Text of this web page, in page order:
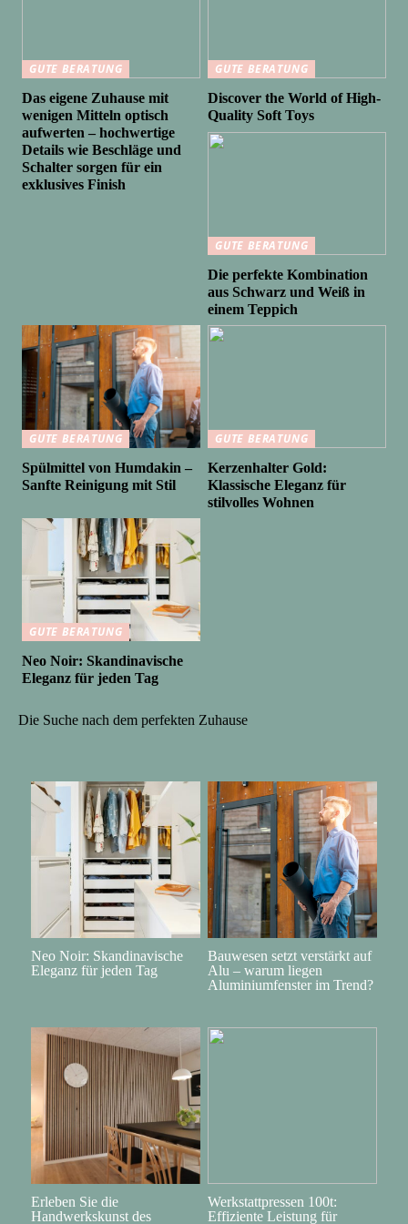
GUTE BERATUNG
Das eigene Zuhause mit
wenigen Mitteln optisch
aufwerten – hochwertige
Details wie Beschläge und
Schalter sorgen für ein
exklusives Finish
GUTE BERATUNG
Discover the World of High-
Quality Soft Toys
GUTE BERATUNG
Die perfekte Kombination
aus Schwarz und Weiß in
einem Teppich
GUTE BERATUNG
Spülmittel von Humdakin –
Sanfte Reinigung mit Stil
GUTE BERATUNG
Kerzenhalter Gold:
Klassische Eleganz für
stilvolles Wohnen
GUTE BERATUNG
Neo Noir: Skandinavische
Eleganz für jeden Tag
Die Suche nach dem perfekten Zuhause
Neo Noir: Skandinavische
Eleganz für jeden Tag
Bauwesen setzt verstärkt auf
Alu – warum liegen
Aluminiumfenster im Trend?
Erleben Sie die
Handwerkskunst des
Werkstattpressen 100t:
Effiziente Leistung für